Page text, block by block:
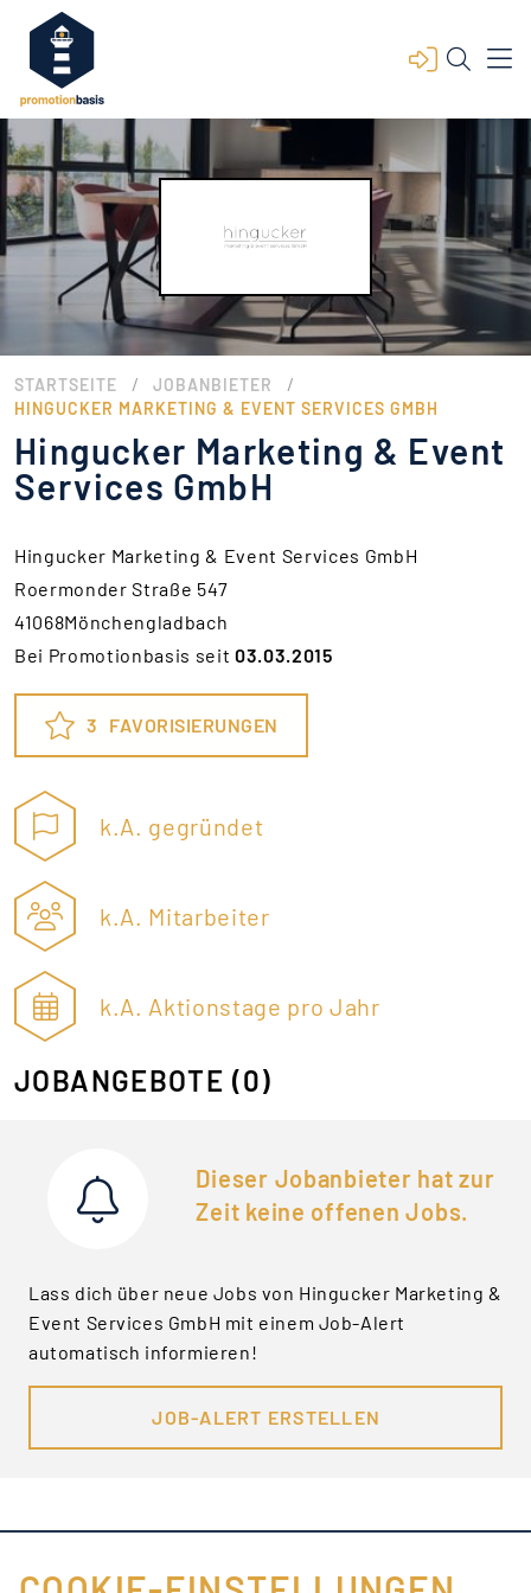
STARTSEITE / JOBANBIETER /
HINGUCKER MARKETING & EVENT SERVICES GMBH
Hingucker Marketing & Event
Services GmbH
Hingucker Marketing & Event Services GmbH
Roermonder Straße 547
41068Mönchengladbach
Bei Promotionbasis seit03.03.2015
3 FAVORISIERUNGEN
k.A. gegründet
k.A. Mitarbeiter
k.A. Aktionstage pro Jahr
JOBANGEBOTE (0)
Dieser Jobanbieter hat zur
Zeit keine offenen Jobs.
Lass dich über neue Jobs von Hingucker Marketing &
Event Services GmbH mit einem Job-Alert
automatisch informieren!
JOB-ALERT ERSTELLEN